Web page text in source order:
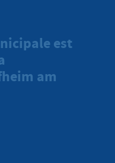
est
am